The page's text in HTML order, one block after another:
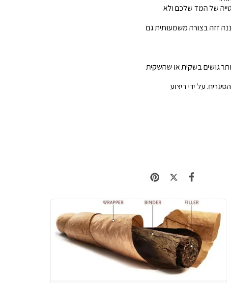
יראה אחוזי לחות 80% תדעו את הסטייה של המד שלכם ולא
זזה בצורה משמעותית גם
גושים בשקית או שהשקית
על ידי ביצוע